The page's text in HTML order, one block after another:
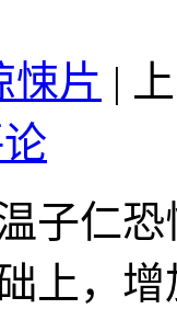
悚片 |
子仁
上，